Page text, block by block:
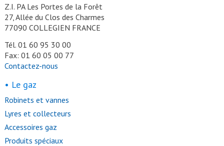
Z.I. PA Les Portes de la Forêt
27, Allée du Clos des Charmes
77090 COLLEGIEN FRANCE
Tél. 01 60 95 30 00
Fax: 01 60 05 00 77
Contactez-nous
• Le gaz
Robinets et vannes
Lyres et collecteurs
Accessoires gaz
Produits spéciaux